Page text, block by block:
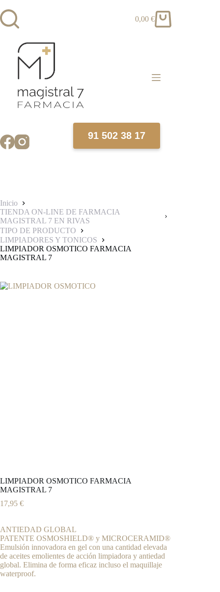
al
contenido
Carro
0,00€
91 502 38 17
Inicio
TIENDA ON-LINE DE FARMACIA
MAGISTRAL 7 EN RIVAS
TIPO DE PRODUCTO
LIMPIADORES Y TONICOS
LIMPIADOR OSMOTICO FARMACIA
MAGISTRAL 7
LIMPIADOR OSMOTICO FARMACIA
MAGISTRAL 7
17,95 €
ANTIEDAD GLOBAL
​​​​​​​​PATENTE OSMOSHIELD® y MICROCERAMID®
Emulsión innovadora en gel con una cantidad elevada
de aceites emolientes de acción limpiadora y antiedad
global. Elimina de forma eficaz incluso el maquillaje
waterproof.